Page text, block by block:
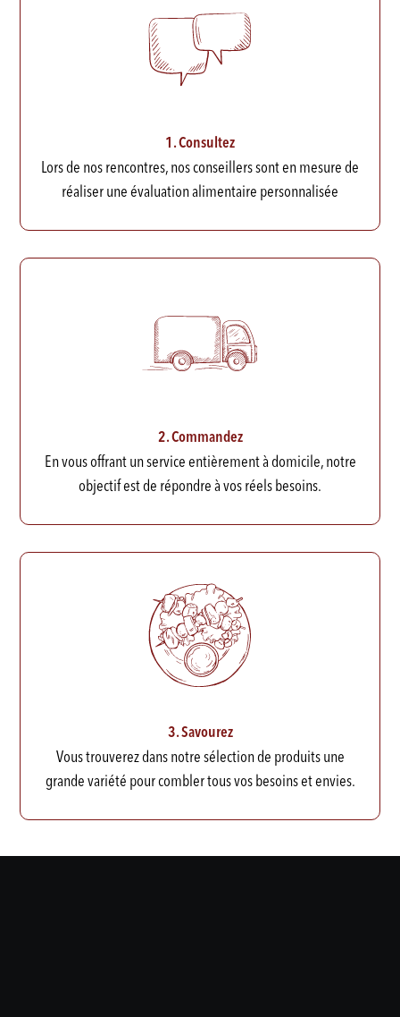
1. Consultez
Lors de nos rencontres, nos conseillers sont en mesure de
réaliser une évaluation alimentaire personnalisée
2. Commandez
En vous offrant un service entièrement à domicile, notre
objectif est de répondre à vos réels besoins.
3. Savourez
Vous trouverez dans notre sélection de produits une
grande variété pour combler tous vos besoins et envies.